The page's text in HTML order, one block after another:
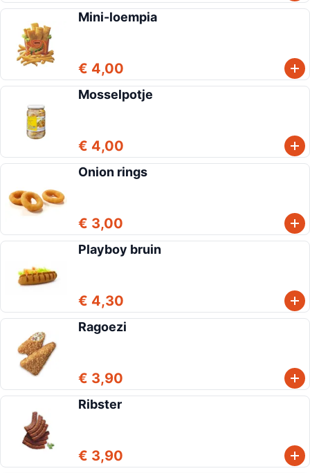
Mini-loempia
€ 4,00
Mosselpotje
€ 4,00
Onion rings
€ 3,00
Playboy bruin
€ 4,30
Ragoezi
€ 3,90
Ribster
€ 3,90